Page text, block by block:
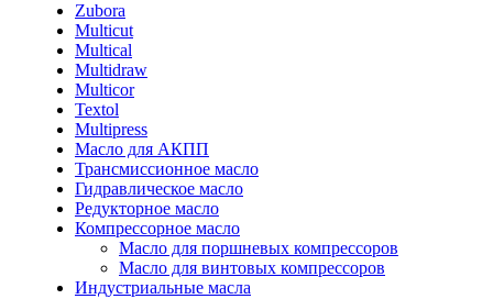
Zubora
Multicut
Multical
Multidraw
Multicor
Textol
Multipress
Масло для АКПП
Трансмиссионное масло
Гидравлическое масло
Редукторное масло
Компрессорное масло
Масло для поршневых компрессоров
Масло для винтовых компрессоров
Индустриальные масла